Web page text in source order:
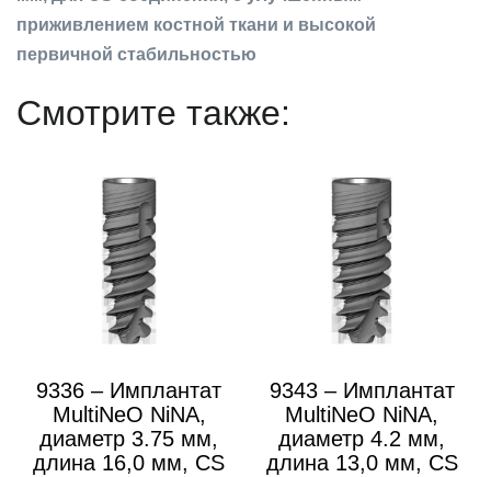
приживлением костной ткани и высокой
первичной стабильностью
Смотрите также:
9336 – Имплантат
MultiNeO NiNA,
диаметр 3.75 мм,
длина 16,0 мм, CS
9343 – Имплантат
MultiNeO NiNA,
диаметр 4.2 мм,
длина 13,0 мм, CS